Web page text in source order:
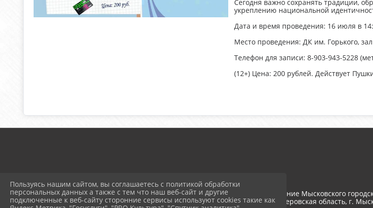
Сегодня важно сохранять традиции,
укреплению национальной
Дата и время проведения: 16 июля в
Место проведения: ДК им. Горького,
Телефон для записи: 8-903-943-5228
(12+) Цена: 200 рублей. Действует
© 2025 Муниципальное автономное учреждение Мысковского
652845, РФ, Кемеровская область, г.
Пользуясь нашим сайтом, вы соглашаетесь с политикой обработки
персональных данных а также с тем что наш веб-сайт и другие
подключенные к веб-сайту сторонние сервисы используют cookies такие как